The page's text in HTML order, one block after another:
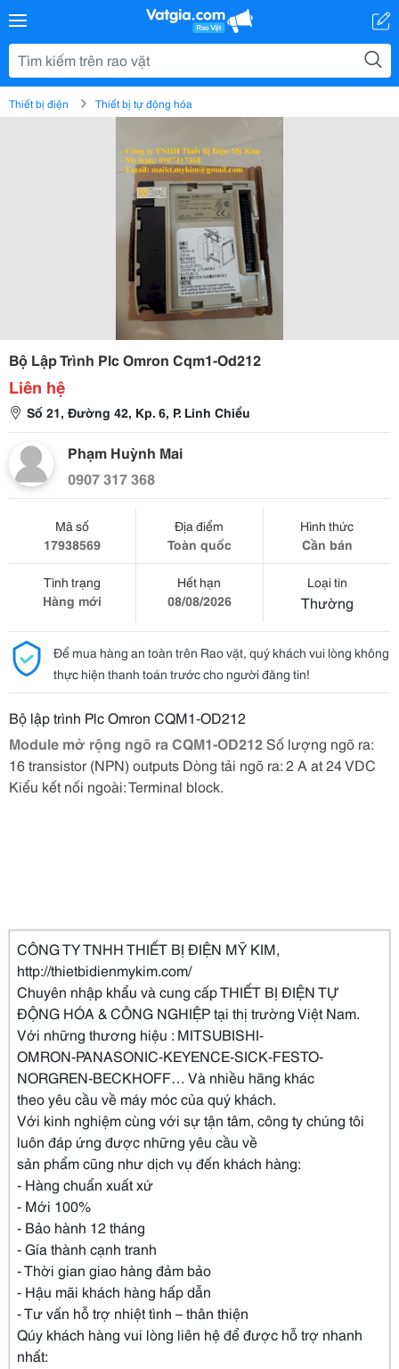
Thiết bị điện Thiết bị tự động hóa
Bộ Lập Trình Plc Omron Cqm1-Od212
Liên hệ
Số 21, Đường 42, Kp. 6, P. Linh Chiểu
Phạm Huỳnh Mai
0907 317 368
Mã số
17938569
Địa điểm
Toàn quốc
Hình thức
Cần bán
Tình trạng
Hàng mới
Hết hạn
08/08/2026
Loại tin
Thường
Để mua hàng an toàn trên Rao vặt, quý khách vui lòng không
thực hiện thanh toán trước cho người đăng tin!
Bộ lập trình Plc Omron CQM1-OD212
Module mở rộng ngõ ra CQM1-OD212Số lượng ngõ ra:
16 transistor (NPN) outputs Dòng tải ngõ ra: 2 A at 24 VDC
Kiểu kết nối ngoài: Terminal block.
CÔNG TY TNHH THIẾT BỊ ĐIỆN MỸ KIM,
http://thietbidienmykim.com/
Chuyên nhập khẩu và cung cấp THIẾT BỊ ĐIỆN TỰ
ĐỘNG HÓA & CÔNG NGHIỆP tại thị trường Việt Nam.
Với những thương hiệu : MITSUBISHI-
OMRON-PANASONIC-KEYENCE-SICK-FESTO-
NORGREN-BECKHOFF… Và nhiều hãng khác
theo yêu cầu về máy móc của quý khách.
Với kinh nghiệm cùng với sự tận tâm, công ty chúng tôi
luôn đáp ứng được những yêu cầu về
sản phẩm cũng như dịch vụ đến khách hàng:
- Hàng chuẩn xuất xứ
- Mới 100%
- Bảo hành 12 tháng
- Gía thành cạnh tranh
- Thời gian giao hàng đảm bảo
- Hậu mãi khách hàng hấp dẫn
- Tư vấn hỗ trợ nhiệt tình – thân thiện
Qúy khách hàng vui lòng liên hệ để được hỗ trợ nhanh
nhất: